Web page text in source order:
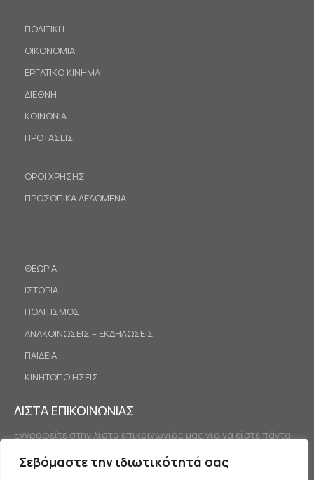
Σεβόμαστε την ιδιωτικότητά σας
ΠΟΛΙΤΙΚΗ
ΟΙΚΟΝΟΜΙΑ
ΕΡΓΑΤΙΚΟ ΚΙΝΗΜΑ
ΔΙΕΘΝΗ
ΚΟΙΝΩΝΙΑ
ΠΡΟΤΑΣΕΙΣ
ΟΡΟΙ ΧΡΗΣΗΣ
ΠΡΟΣΩΠΙΚΑ ΔΕΔΟΜΕΝΑ
ΘΕΩΡΙΑ
ΙΣΤΟΡΙΑ
ΠΟΛΙΤΙΣΜΟΣ
ΑΝΑΚΟΙΝΩΣΕΙΣ – ΕΚΔΗΛΩΣΕΙΣ
ΠΑΙΔΕΙΑ
ΚΙΝΗΤΟΠΟΙΗΣΕΙΣ
ΛΙΣΤΑ ΕΠΙΚΟΙΝΩΝΙΑΣ
Εγγραφείτε στην λίστα επικοινωνίας μας για να είστε πάντα